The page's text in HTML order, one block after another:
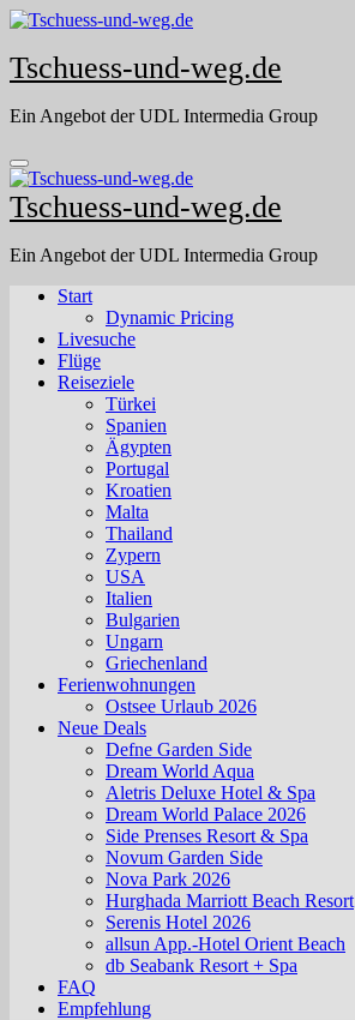
Skip
content
Tschuess-und-weg.de
Ein Angebot der UDL Intermedia Group
Tschuess-und-weg.de
Ein Angebot der UDL Intermedia Group
Start
Dynamic Pricing
Livesuche
Flüge
Reiseziele
Türkei
Spanien
Ägypten
Portugal
Kroatien
Malta
Thailand
Zypern
USA
Italien
Bulgarien
Ungarn
Griechenland
Ferienwohnungen
Ostsee Urlaub 2026
Neue Deals
Defne Garden Side
Dream World Aqua
Aletris Deluxe Hotel & Spa
Dream World Palace 2026
Side Prenses Resort & Spa
Novum Garden Side
Nova Park 2026
Hurghada Marriott Beach Resort
Serenis Hotel 2026
allsun App.-Hotel Orient Beach
db Seabank Resort + Spa
FAQ
Empfehlung